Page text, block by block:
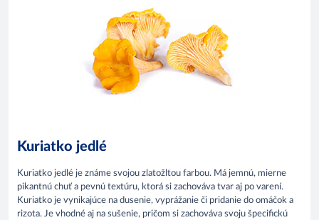
Kuriatko jedlé
Kuriatko jedlé je známe svojou zlatožltou farbou. Má jemnú, mierne
pikantnú chuť a pevnú textúru, ktorá si zachováva tvar aj po varení.
Kuriatko je vynikajúce na dusenie, vyprážanie či pridanie do omáčok a
rizota. Je vhodné aj na sušenie, pričom si zachováva svoju špecifickú